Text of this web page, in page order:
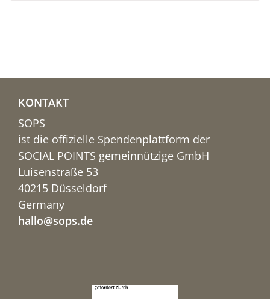
KONTAKT
SOPS
ist die offizielle Spendenplattform der
SOCIAL POINTS gemeinnützige GmbH
Luisenstraße 53
40215 Düsseldorf
Germany
hallo@sops.de